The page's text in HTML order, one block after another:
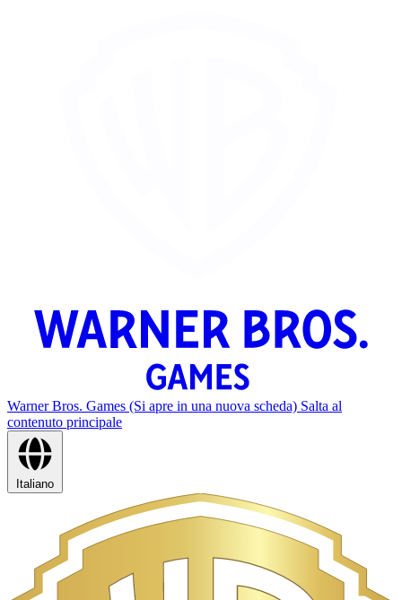
Warner Bros. Games (Si apre in una nuova scheda) Salta al
contenuto principale
Italiano